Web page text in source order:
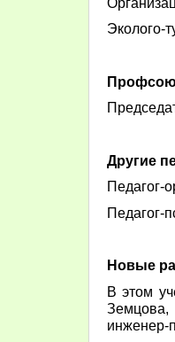
Эколого-
Другие
Педагог-
Педагог-
Новые
В этом
Земцова,
инженер-